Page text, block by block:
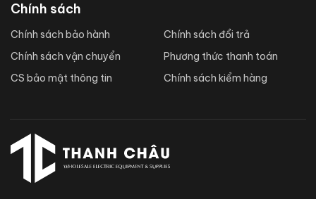
Chính sách
Chính sách bảo hành
Chính sách vận chuyển
CS bảo mật thông tin
Chính sách đổi trả
Phương thức thanh toán
Chính sách kiểm hàng